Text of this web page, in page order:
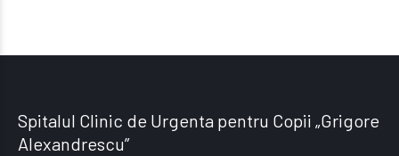
Spitalul Clinic de Urgenta pentru Copii „Grigore
Alexandrescu”